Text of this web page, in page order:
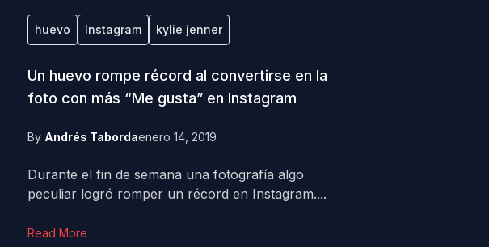
huevo Instagram kylie jenner
Un huevo rompe récord al convertirse en la
foto con más “Me gusta” en Instagram
By Andrés Tabordaenero 14, 2019
Durante el fin de semana una fotografía algo
peculiar logró romper un récord en Instagram....
Read More